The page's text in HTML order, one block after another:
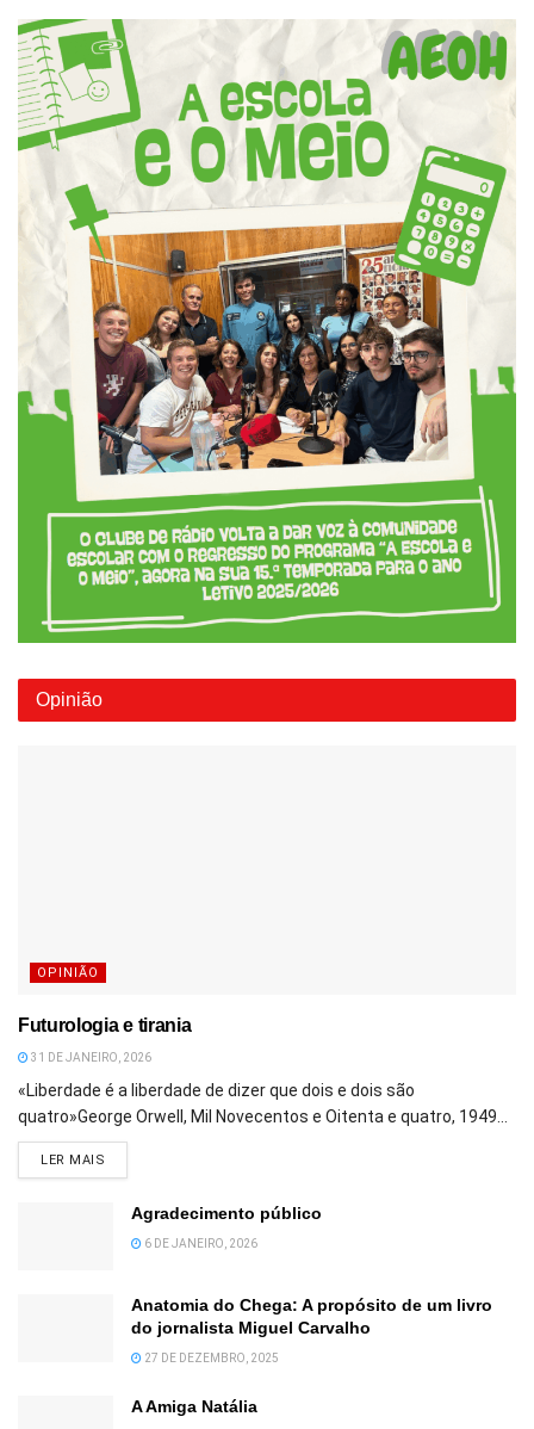
Opinião
OPINIÃO
Futurologia e tirania
31 DE JANEIRO, 2026
«Liberdade é a liberdade de dizer que dois e dois são
quatro»George Orwell, Mil Novecentos e Oitenta e quatro, 1949...
LER MAIS
Agradecimento público
6 DE JANEIRO, 2026
Anatomia do Chega: A propósito de um livro
do jornalista Miguel Carvalho
27 DE DEZEMBRO, 2025
A Amiga Natália